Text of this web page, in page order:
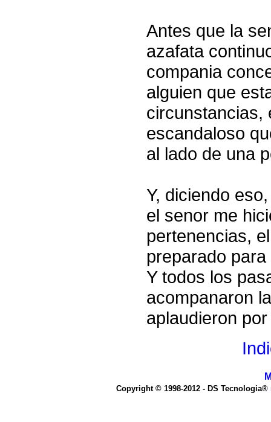
Antes que la
azafata
compania
alguien que
circunstancias,
escandaloso
al lado de una
Y, diciendo
el senor me
pertenencias,
preparado
Y todos los
acompanaron
aplaudieron
Copyright © 1998-2012 - DS Tecnologia®